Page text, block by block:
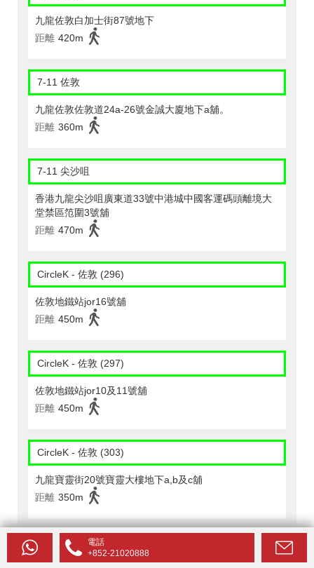
九龍佐敦白加士街87號地下
距離 420m
7-11 佐敦
九龍佐敦佐敦道24a-26號金誠大廈地下a舖。
距離 360m
7-11 尖沙咀
香港九龍尖沙咀廣東道33號中港城中國客運碼頭離境大
堂禁區笵圍3號舖
距離 470m
CircleK - 佐敦 (296)
佐敦地鐵站jor16號舖
距離 450m
CircleK - 佐敦 (297)
佐敦地鐵站jor10及11號舖
距離 450m
CircleK - 佐敦 (303)
九龍寶靈街20號寶靈大樓地下a,b及c舖
距離 350m
CircleK - 佐敦 (451)
電話
+852-21020888